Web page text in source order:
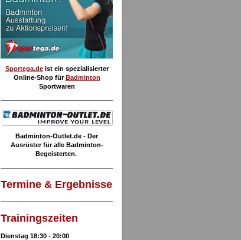
Sportega.deist ein spezialisierter
Online-Shop für Badminton
Sportwaren
Badminton-Outlet.de - Der
Ausrüster für alle Badminton-
Begeisterten.
Termine & Ergebnisse
Trainingszeiten
Dienstag 18:30 - 20:00